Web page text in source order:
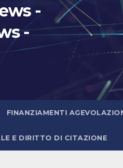
-
-
FINANZIAMENTI
E DIRITTO DI CITAZIONE